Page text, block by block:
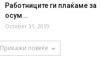
Работниците ги плаќаме за
осум...
October 31, 2019
Прикажи повеќе